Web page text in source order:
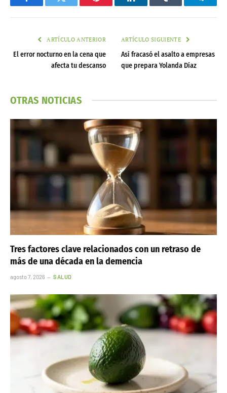
FacebookTwitter Pinterest LinkedInTumblr
ARTÍCULO ANTERIOR
El error nocturno en la cena que
afecta tu descanso
ARTÍCULO SIGUIENTE
Así fracasó el asalto a empresas
que prepara Yolanda Díaz
OTRAS NOTICIAS
Tres factores clave relacionados con un retraso de
más de una década en la demencia
agosto 7, 2026 SALUD